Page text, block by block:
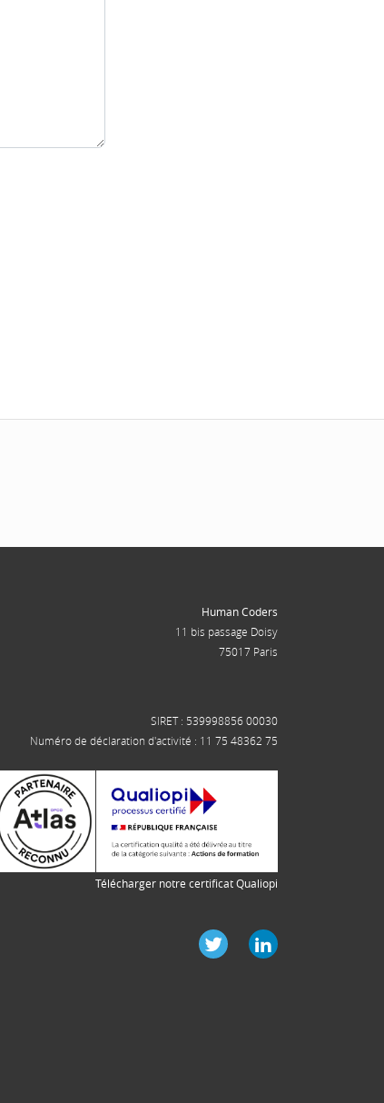
Human Coders
11 bis passage Doisy
75017 Paris
SIRET : 539998856 00030
Numéro de déclaration d'activité : 11 75 48362 75
Télécharger notre certificat Qualiopi